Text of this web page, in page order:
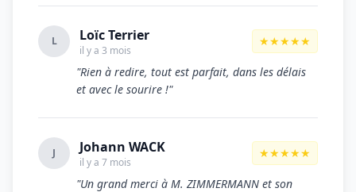
L Loïc Terrier
il y a 3 mois
★★★★★
"Rien à redire, tout est parfait, dans les délais
et avec le sourire !"
J Johann WACK
il y a 7 mois
★★★★★
"Un grand merci à M. ZIMMERMANN et son